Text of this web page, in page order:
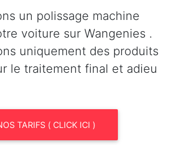
un polissage machine
voiture sur Wangenies .
uniquement des produits
le traitement final et adieu
TARIFS ( CLICK ICI )